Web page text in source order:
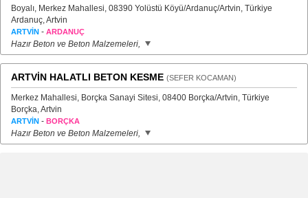
Boyalı, Merkez Mahallesi, 08390 Yolüstü Köyü/Ardanuç/Artvin, Türkiye
Ardanuç, Artvin
ARTVİN - ARDANUÇ
Hazır Beton ve Beton Malzemeleri,
ARTVİN HALATLI BETON KESME (SEFER KOCAMAN)
Merkez Mahallesi, Borçka Sanayi Sitesi, 08400 Borçka/Artvin, Türkiye
Borçka, Artvin
ARTVİN - BORÇKA
Hazır Beton ve Beton Malzemeleri,